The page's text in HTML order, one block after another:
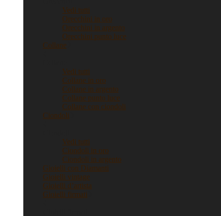
Vedi tutti
Orecchini in oro
Orecchini in argento
Orecchini punto luce
Collane
Vedi tutti
Collane in oro
Collane in argento
Collane punto luce
Collane con ciondoli
Ciondoli
Vedi tutti
Ciondoli in oro
Ciondoli in argento
Gioielli con Diamanti
Gioielli vintage
Gioielli d’artista
Gioielli firmati